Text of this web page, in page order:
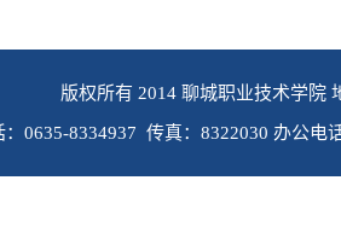
版权所有 2014 聊城职业技术学院
0635-8334937 传真：8322030 办公电